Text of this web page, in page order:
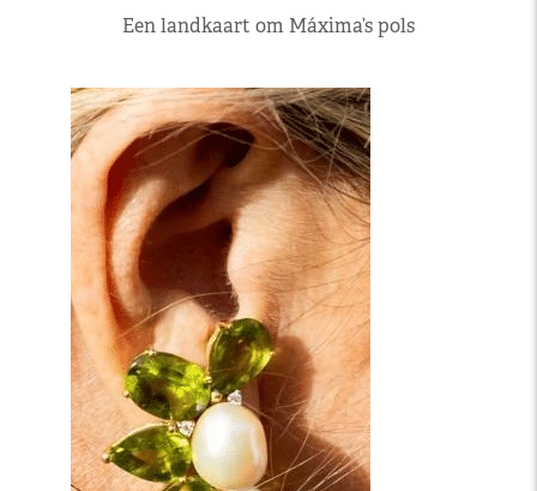
Een landkaart om Máxima’s pols